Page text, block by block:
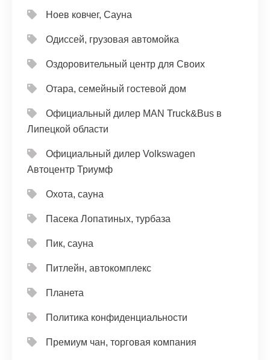
Ноев ковчег, Сауна
Одиссей, грузовая автомойка
Оздоровительный центр для Своих
Отара, семейный гостевой дом
Официальный дилер MAN Truck&Bus в
Липецкой области
Официальный дилер Volkswagen
Автоцентр Триумф
Охота, сауна
Пасека Лопатиных, турбаза
Пик, сауна
Питлейн, автокомплекс
Планета
Политика конфиденциальности
Премиум чан, торговая компания